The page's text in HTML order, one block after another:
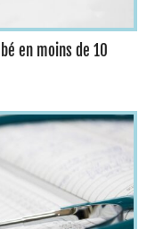
en moins de 10